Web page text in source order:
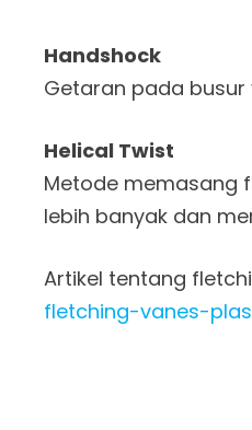
Handshock
Getaran pada
Helical Twist
Metode memasang
lebih banyak dan
Artikel tentang
fletching-vanes-